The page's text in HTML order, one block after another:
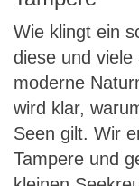
Wie klingt ein
diese und
moderne
wird klar,
Seen gilt. Wir
Tampere und